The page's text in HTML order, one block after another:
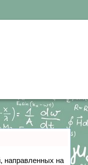
направленных на